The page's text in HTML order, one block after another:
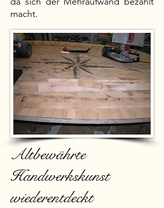
macht.
Altbewährte
Handwerkskunst
wiederentdeckt